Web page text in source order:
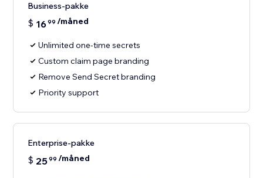
Business-pakke
$ 1699 /måned
Unlimited one-time secrets
Custom claim page branding
Remove Send Secret branding
Priority support
Enterprise-pakke
$ 2599 /måned